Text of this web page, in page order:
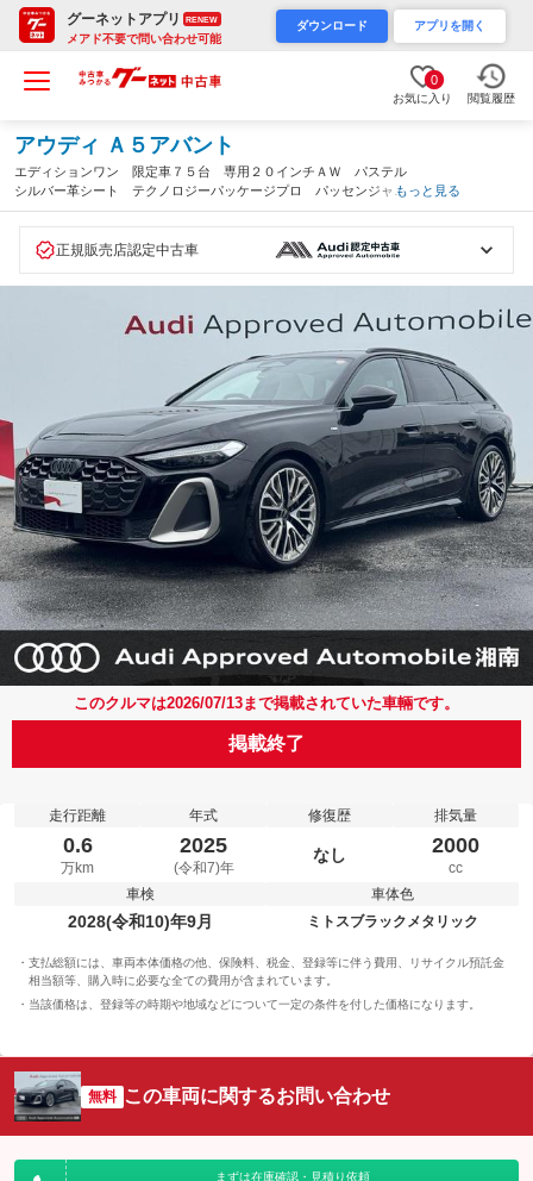
グーネットアプリ RENEW
メアド不要で問い合わせ可能
ダウンロード アプリを開く
0
お気に入り 閲覧履歴
アウディ Ａ５アバント
エディションワン 限定車７５台 専用２０インチＡＷ パステル
シルバー革シート テクノロジーパッケージプロ パッセンジャー
ディスプレイ ＡＣＣ レーンアシスト ドライブセレクト アン
もっと見る
正規販売店認定中古車
このクルマは2026/07/13まで掲載されていた車輛です。
掲載終了
走行距離
0.6
万km
年式
2025
(令和7)年
修復歴
なし
排気量
2000
cc
車検
2028(令和10)年9月
車体色
ミトスブラックメタリック
支払総額には、車両本体価格の他、保険料、税金、登録等に伴う費用、リサイクル預託金
相当額等、購入時に必要な全ての費用が含まれています。
当該価格は、登録等の時期や地域などについて一定の条件を付した価格になります。
無料 この車両に関するお問い合わせ
まずは在庫確認・見積り依頼